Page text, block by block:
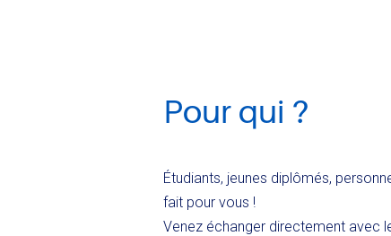
Pour qui ?
Étudiants, jeunes diplômés,
fait pour vous !
Venez échanger directement avec